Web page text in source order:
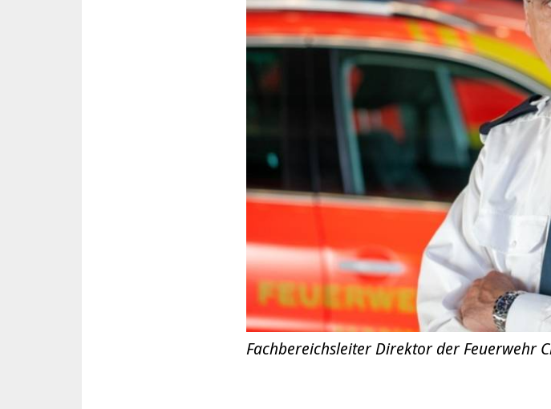
Fachbereichsleiter Direktor der Feuerwehr